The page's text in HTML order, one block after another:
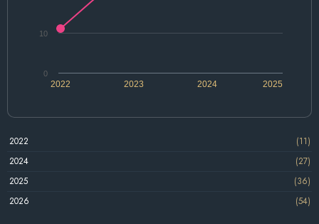
2022 2024
2023 2025
0
10
2022
(11)
2024
(27)
2025
(36)
2026
(54)